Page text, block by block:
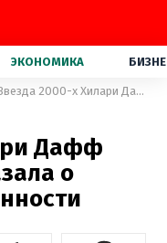
ЭКОНОМИКА
Звезда 2000-х Хилари Дафф откровенно рассказала о трудностях беременности
Дафф
о